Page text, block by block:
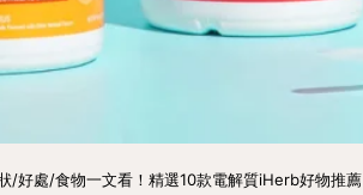
/好處/食物一文看！精選10款電解質iHerb好物推薦